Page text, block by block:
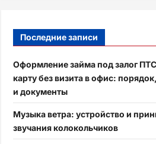
Последние записи
Оформление займа под залог
карту без визита в офис:
и документы
Музыка ветра: устройство и
звучания колокольчиков